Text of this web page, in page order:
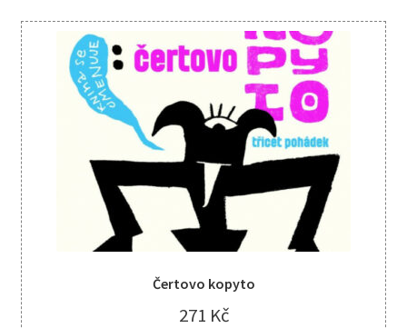
Čertovo kopyto
271 Kč